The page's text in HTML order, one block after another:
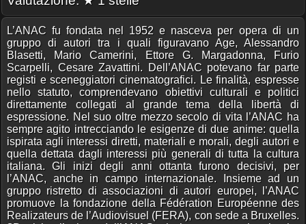
L’ANAC fu fondata nel 1952 e nasceva per opera di un
gruppo di autori tra i quali figuravano Age, Alessandro
Blasetti, Mario Camerini, Ettore G. Margadonna, Furio
Scarpelli, Cesare Zavattini. Dell’ANAC potevano far parte
registi e sceneggiatori cinematografici. Le finalità, espresse
nello statuto, comprendevano obiettivi culturali e politici
direttamente collegati al grande tema della libertà di
espressione. Nel suo oltre mezzo secolo di vita l’ANAC ha
sempre agito intrecciando le esigenze di due anime: quella
ispirata agli interessi diretti, materiali e morali, degli autori e
quella dettata dagli interessi più generali di tutta la cultura
italiana. Gli inizi degli anni ottanta furono decisivi, per
l’ANAC, anche in campo internazionale. Insieme ad un
gruppo ristretto di associazioni di autori europei, l’ANAC
promuove la fondazione della Fédération Européenne des
Realizateurs de l’Audiovisuel (FERA), con sede a Bruxelles.